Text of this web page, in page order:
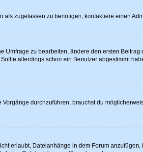
zugelassen zu benötigen, kontaktiere einen
zu bearbeiten, ändere den ersten Beitrag
allerdings schon ein Benutzer abgestimmt
durchzuführen, brauchst du
erlaubt, Dateianhänge in dem Forum